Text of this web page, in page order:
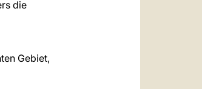
die
Gebiet,